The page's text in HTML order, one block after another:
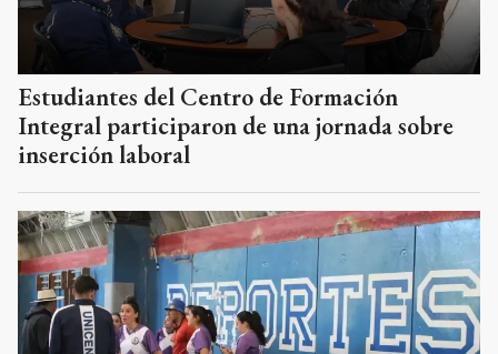
Estudiantes del Centro de Formación
Integral participaron de una jornada sobre
inserción laboral